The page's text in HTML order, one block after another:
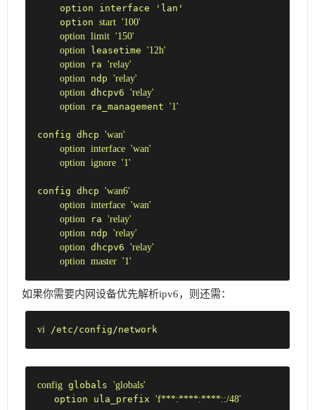
    option interface 'lan'
    option
start '100'
option limit '150'
option leasetime '12h'
option ra 'relay'
option ndp 'relay'
option dhcpv6 'relay'
option ra_management '1'
config dhcp 'wan'
option interface 'wan'
option ignore '1'
config dhcp 'wan6'
option interface 'wan'
option ra 'relay'
option ndp 'relay'
option dhcpv6 'relay'
option master '1'
如果你需要内网设备优先解析ipv6，则还需：
vi /etc/config/network
config globals 'globals'
   option ula_prefix
'f***:****:****::/48'